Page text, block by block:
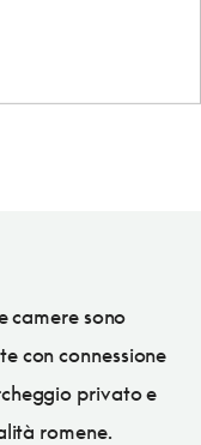
camere sono
con connessione
privato e
romene.